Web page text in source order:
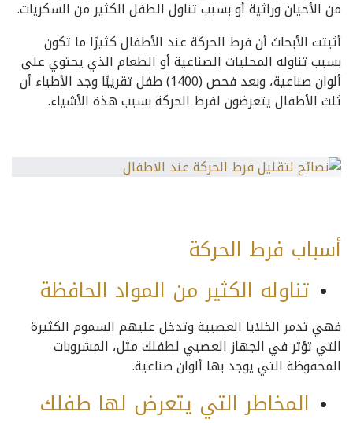
من الأحيان وراثية أو بسبب تناول الطفل الكثير من السكريات.
أثبتت الأبحاث أن فرط الحركة عند الأطفال كثيرًا ما تكون
بسبب تناوله المحليات الصناعية أو الطعام الذي يحتوي على
ألوان صناعية، وبعد فحص (1400) طفل تقريبًا وجد الأطباء أن
ثلث الأطفال يتعرضون لفرط الحركة بسبب هذة الأشياء.
أسباب فرط الحركة
تناوله الكثير من المواد الحافظة
فهي تدمر الخلايا العصبية وتدخل عليهم السموم الكثيرة
التي تؤثر في الجهاز العصبي لطفلك مثل، المشروبات
المحفوظة التي يوجد بها ألوان صناعية.
المخاطر التي يتعرض لها طفلك